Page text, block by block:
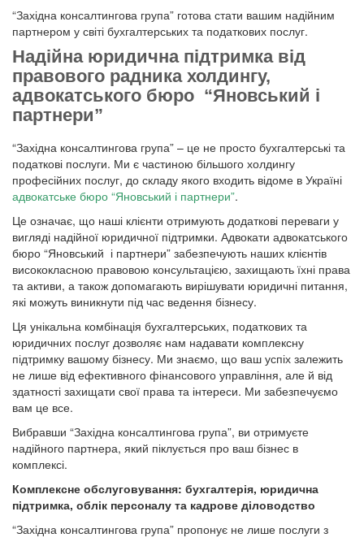
“Західна консалтингова група” готова стати вашим надійним
партнером у світі бухгалтерських та податкових послуг.
Надійна юридична підтримка від
правового радника холдингу,
адвокатського бюро “Яновський і
партнери”
“Західна консалтингова група” – це не просто бухгалтерські та
податкові послуги. Ми є частиною більшого холдингу
професійних послуг, до складу якого входить відоме в Україні
адвокатське бюро “Яновський і партнери”.
Це означає, що наші клієнти отримують додаткові переваги у
вигляді надійної юридичної підтримки. Адвокати адвокатського
бюро “Яновський і партнери” забезпечують наших клієнтів
висококласною правовою консультацією, захищають їхні права
та активи, а також допомагають вирішувати юридичні питання,
які можуть виникнути під час ведення бізнесу.
Ця унікальна комбінація бухгалтерських, податкових та
юридичних послуг дозволяє нам надавати комплексну
підтримку вашому бізнесу. Ми знаємо, що ваш успіх залежить
не лише від ефективного фінансового управління, але й від
здатності захищати свої права та інтереси. Ми забезпечуємо
вам це все.
Вибравши “Західна консалтингова група”, ви отримуєте
надійного партнера, який піклується про ваш бізнес в
комплексі.
Комплексне обслуговування: бухгалтерія, юридична
підтримка, облік персоналу та кадрове діловодство
“Західна консалтингова група” пропонує не лише послуги з